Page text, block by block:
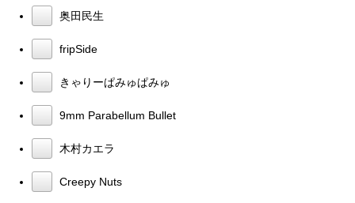
奥田民生
fripSide
きゃりーぱみゅぱみゅ
9mm Parabellum Bullet
木村カエラ
Creepy Nuts